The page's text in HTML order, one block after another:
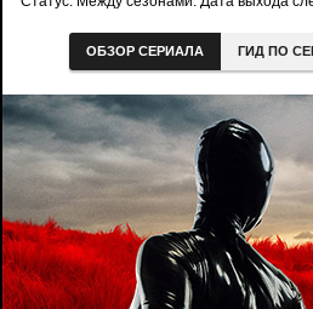
ОБЗОР СЕРИАЛА ГИД ПО